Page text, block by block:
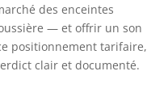
des enceintes
— et offrir un son
positionnement tarifaire,
clair et documenté.